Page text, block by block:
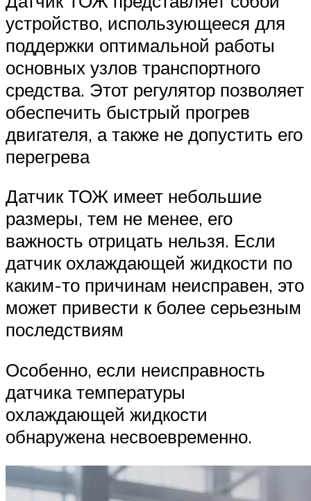
устройство, использующееся для
поддержки оптимальной работы
основных узлов транспортного
средства. Этот регулятор позволяет
обеспечить быстрый прогрев
двигателя, а также не допустить его
перегрева
Датчик ТОЖ имеет небольшие
размеры, тем не менее, его
важность отрицать нельзя. Если
датчик охлаждающей жидкости по
каким-то причинам неисправен, это
может привести к более серьезным
последствиям
Особенно, если неисправность
датчика температуры
охлаждающей жидкости
обнаружена несвоевременно.